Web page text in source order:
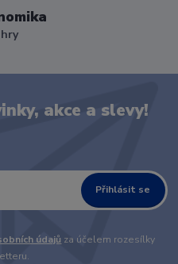
akce a slevy!
Přihlásit se
údajů za účelem rozesílky